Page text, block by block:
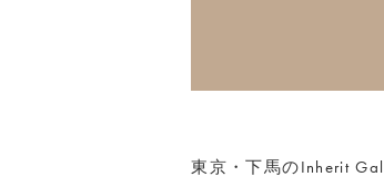
東京・下馬のInherit